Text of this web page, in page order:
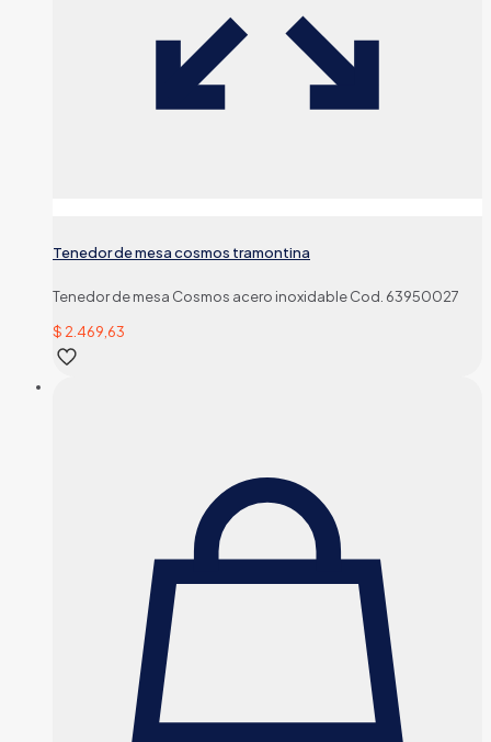
Tenedor de mesa cosmos tramontina
Tenedor de mesa Cosmos acero inoxidable Cod. 63950027
$ 2.469,63